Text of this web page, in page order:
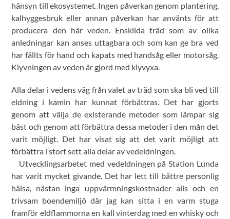
hänsyn till ekosystemet. Ingen påverkan genom plantering,
kalhyggesbruk eller annan påverkan har använts för att
producera den här veden. Enskilda träd som av olika
anledningar kan anses uttagbara och som kan ge bra ved
har fällts för hand och kapats med handsåg eller motorsåg.
Klyvningen av veden är gjord med klyvyxa.
Alla delar i vedens väg från valet av träd som ska bli ved till
eldning i kamin har kunnat förbättras. Det har gjorts
genom att välja de existerande metoder som lämpar sig
bäst och genom att förbättra dessa metoder i den mån det
varit möjligt. Det har visat sig att det varit möjligt att
förbättra i stort sett alla delar av vedeldningen.
Utvecklingsarbetet med vedeldningen på Station Lunda
har varit mycket givande. Det har lett till bättre personlig
hälsa, nästan inga uppvärmningskostnader alls och en
trivsam boendemiljö där jag kan sitta i en varm stuga
framför eldflammorna en kall vinterdag med en whisky och